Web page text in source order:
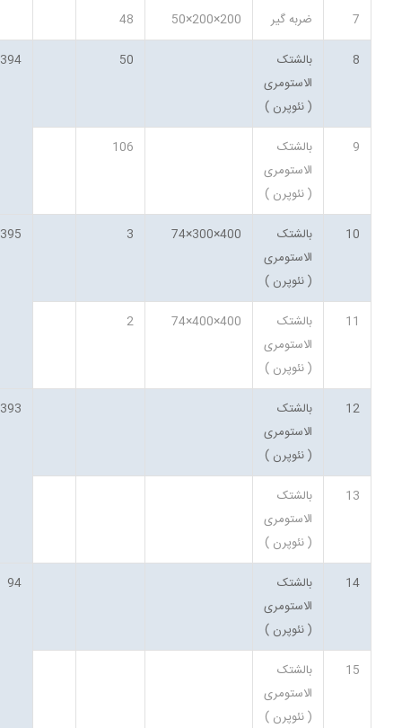
7 ضربه گیر 200×200×50
48
8
بالشتک
الاستومری
( نئوپرن )
50
9
بالشتک
الاستومری
( نئوپرن )
106
10
بالشتک
الاستومری
( نئوپرن )
400×300×74
3
11
بالشتک
الاستومری
( نئوپرن )
400×400×74
2
12
بالشتک
الاستومری
( نئوپرن )
13
بالشتک
الاستومری
( نئوپرن )
14
بالشتک
الاستومری
( نئوپرن )
94
15
بالشتک
الاستومری
( نئوپرن )